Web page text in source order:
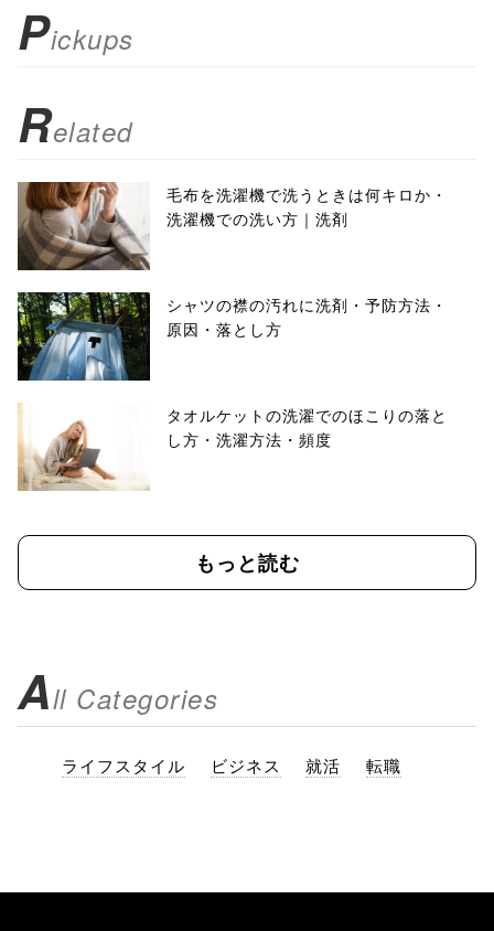
false;"> シェア
Pickups
Related
毛布を洗濯機で洗うときは何キロか・
洗濯機での洗い方｜洗剤
シャツの襟の汚れに洗剤・予防方法・
原因・落とし方
タオルケットの洗濯でのほこりの落と
し方・洗濯方法・頻度
もっと読む
All Categories
ライフスタイル ビジネス 就活 転職